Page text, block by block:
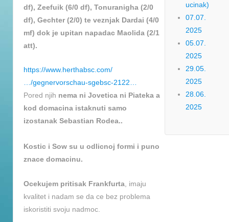
df), Zeefuik (6/0 df), Tonuranigha (2/0
df), Gechter (2/0) te veznjak Dardai (4/0
mf) dok je upitan napadac Maolida (2/1
att).
https://www.herthabsc.com/
…/gegnervorschau-sgebsc-2122…
Pored njih nema ni Jovetica ni Piateka a
kod domacina istaknuti samo
izostanak Sebastian Rodea..
Kostic i Sow su u odlicnoj formi i puno
znace domacinu.
Ocekujem pritisak Frankfurta , imaju
kvalitet i nadam se da ce bez problema
iskoristiti svoju nadmoc.
ucinak)
07.07.
2025
05.07.
2025
29.05.
2025
28.06.
2025